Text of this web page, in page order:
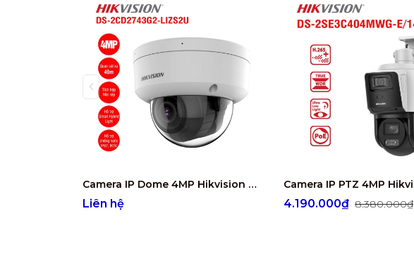
Camera IP Dome 4MP Hikvision DS-2CD2743G2-LIZS2U
Liên hệ 4.190.000₫ 8.380.000₫